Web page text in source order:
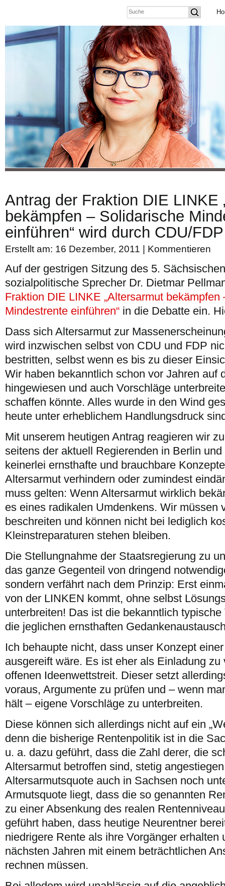
Antrag der Fraktion DIE LINKE
bekämpfen – Solidarische
einführen“ wird durch CDU/
Erstellt am: 16 Dezember, 2011 | Kommentieren
Auf der gestrigen Sitzung des 5.
sozialpolitische Sprecher Dr. Dietmar
Fraktion DIE LINKE „Altersarmut bekämpfen
Mindestrente einführen“ in die Debatte ein.
Dass sich Altersarmut zur
wird inzwischen selbst von CDU und FDP
bestritten, selbst wenn es bis zu dieser
Wir haben bekanntlich schon vor Jahren auf
hingewiesen und auch Vorschläge
schaffen könnte. Alles wurde in den Wind
heute unter erheblichem Handlungsdruck
Mit unserem heutigen Antrag reagieren wir
seitens der aktuell Regierenden in Berlin
keinerlei ernsthafte und brauchbare
Altersarmut verhindern oder zumindest
muss gelten: Wenn Altersarmut wirklich
es eines radikalen Umdenkens. Wir müssen
beschreiten und können nicht bei lediglich
Kleinstreparaturen stehen bleiben.
Die Stellungnahme der Staatsregierung zu
das ganze Gegenteil von dringend
sondern verfährt nach dem Prinzip: Erst
von der LINKEN kommt, ohne selbst
unterbreiten! Das ist die bekanntlich
die jeglichen ernsthaften
Ich behaupte nicht, dass unser Konzept
ausgereift wäre. Es ist eher als Einladung
offenen Ideenwettstreit. Dieser setzt
voraus, Argumente zu prüfen und – wenn
hält – eigene Vorschläge zu unterbreiten.
Diese können sich allerdings nicht auf ein
denn die bisherige Rentenpolitik ist in die
u. a. dazu geführt, dass die Zahl derer, die
Altersarmut betroffen sind, stetig
Altersarmutsquote auch in Sachsen noch
Armutsquote liegt, dass die so genannten
zu einer Absenkung des realen
geführt haben, dass heutige Neurentner
niedrigere Rente als ihre Vorgänger erhalten
nächsten Jahren mit einem beträchtlichen
rechnen müssen.